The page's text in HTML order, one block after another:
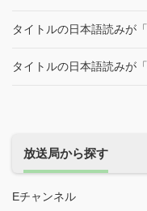
タイトルの日本語読みが
タイトルの日本語読みが
放送局から探す
Eチャンネル